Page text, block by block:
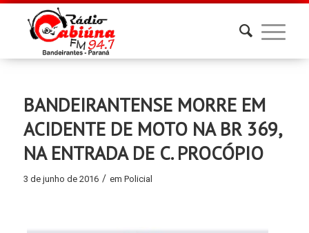
BANDEIRANTENSE MORRE EM
ACIDENTE DE MOTO NA BR 369,
NA ENTRADA DE C. PROCÓPIO
3 de junho de 2016 / em Policial